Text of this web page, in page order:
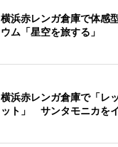
横浜赤レンガ倉庫で体感
ウム「星空を旅する」
横浜赤レンガ倉庫で「レ
ット」 サンタモニカを